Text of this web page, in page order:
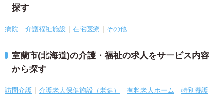
探す
病院 介護福祉施設 在宅医療 その他
室蘭市(北海道)の介護・福祉の求人をサービス内容
から探す
訪問介護 介護老人保健施設（老健） 有料老人ホーム
特別養護